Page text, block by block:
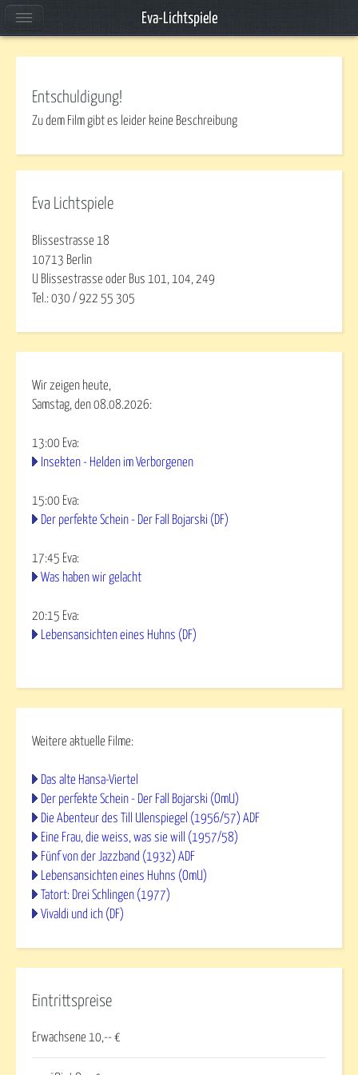
Eva Lichtspiele
Blissestrasse 18
10713 Berlin
U Blissestrasse oder Bus 101, 104, 249
Tel.: 030 / 922 55 305
Wir zeigen heute,
Samstag, den 08.08.2026:
13:00 Eva:
Insekten - Helden im Verborgenen
15:00 Eva:
Der perfekte Schein - Der Fall Bojarski (DF)
17:45 Eva:
Was haben wir gelacht
20:15 Eva:
Lebensansichten eines Huhns (DF)
Weitere aktuelle Filme:
Das alte Hansa-Viertel
Der perfekte Schein - Der Fall Bojarski (OmU)
Die Abenteur des Till Ulenspiegel (1956/57) ADF
Eine Frau, die weiss, was sie will (1957/58)
Fünf von der Jazzband (1932) ADF
Lebensansichten eines Huhns (OmU)
Tatort: Drei Schlingen (1977)
Vivaldi und ich (DF)
Eintrittspreise
Erwachsene 10,-- €
Entschuldigung!
Zu dem Film gibt es leider keine Beschreibung
Eva-Lichtspiele